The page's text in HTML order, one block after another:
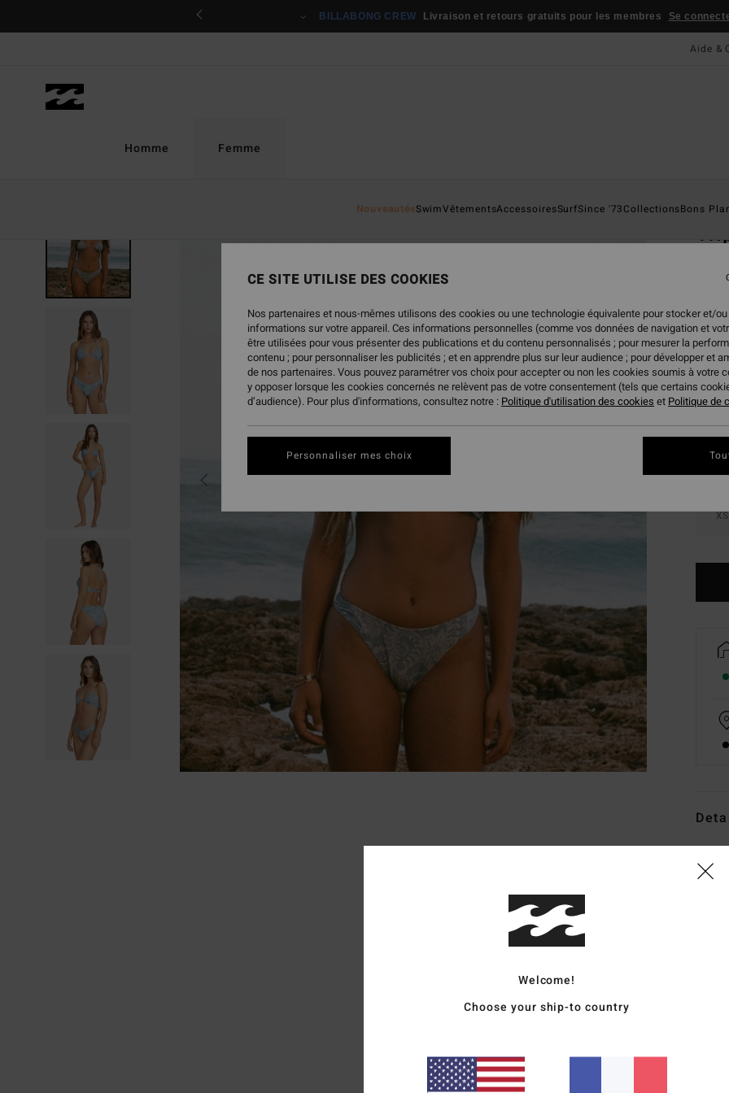
BILLABONG CREW Livraison et retours gratuits pour les membres Se
Aide &
Homme Femme
NouveautésSwimVêtementsAccessoiresSurfSince '73CollectionsBons
BONS
XS
Style
Welcome!
Choose your ship-to country
CE SITE UTILISE DES COOKIES
Nos partenaires et nous-mêmes utilisons des cookies ou une technologie équivalente pour stocker et/
informations sur votre appareil. Ces informations personnelles (comme vos données de navigation et
être utilisées pour vous présenter des publications et du contenu personnalisés ; pour mesurer la
contenu ; pour personnaliser les publicités ; et en apprendre plus sur leur audience ; pour développer et
de nos partenaires. Vous pouvez paramétrer vos choix pour accepter ou non les cookies soumis à votre
y opposer lorsque les cookies concernés ne relèvent pas de votre consentement (tels que certains
d’audience). Pour plus d'informations, consultez notre : Politique d'utilisation des cookies et Politique de
Personnaliser mes choix